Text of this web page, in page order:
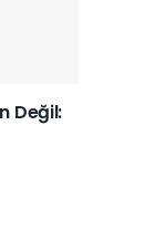
Değil: